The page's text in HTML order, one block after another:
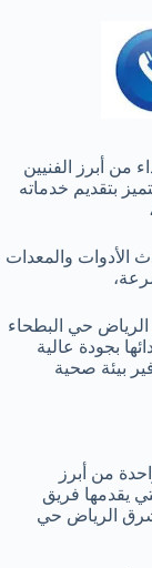
أبرز الفنيين
بتقديم خدماته
الأدوات والمعدات
حي البطحاء
بجودة عالية
بيئة صحية
من أبرز
يقدمها فريق
شرق الرياض حي